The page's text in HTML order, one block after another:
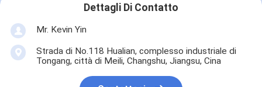
Dettagli Di Contatto
Mr. Kevin Yin
Strada di No.118 Hualian, complesso industriale di
Tongang, città di Meili, Changshu, Jiangsu, Cina